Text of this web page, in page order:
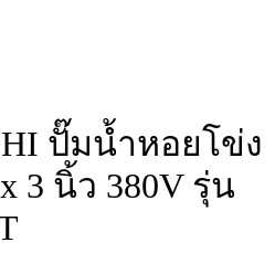
ปั๊มน้ำหอยโข่ง
3 นิ้ว 380V รุ่น